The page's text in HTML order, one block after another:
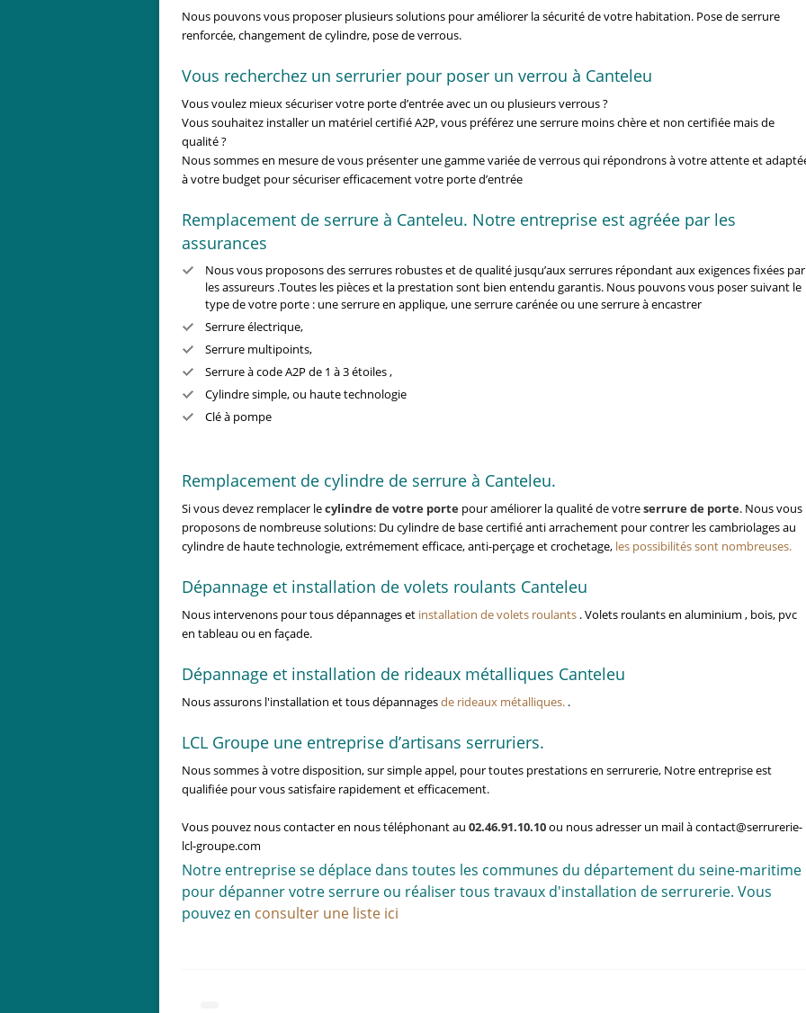
Nous pouvons vous proposer plusieurs solutions pour améliorer la sécurité de votre habitation. Pose de serrure
renforcée, changement de cylindre, pose de verrous.
Vous recherchez un serrurier pour poser un verrou à Canteleu
Vous voulez mieux sécuriser votre porte d’entrée avec un ou plusieurs verrous ?
Vous souhaitez installer un matériel certifié A2P, vous préférez une serrure moins chère et non certifiée mais de
qualité ?
Nous sommes en mesure de vous présenter une gamme variée de verrous qui répondrons à votre attente et
à votre budget pour sécuriser efficacement votre porte d’entrée
Remplacement de serrure à Canteleu. Notre entreprise est agréée par les
assurances
Nous vous proposons des serrures robustes et de qualité jusqu’aux serrures répondant aux exigences fixées par
les assureurs .Toutes les pièces et la prestation sont bien entendu garantis. Nous pouvons vous poser suivant le
type de votre porte : une serrure en applique, une serrure carénée ou une serrure à encastrer
Serrure électrique,
Serrure multipoints,
Serrure à code A2P de 1 à 3 étoiles ,
Cylindre simple, ou haute technologie
Clé à pompe
Remplacement de cylindre de serrure à Canteleu.
Si vous devez remplacer lecylindre de votre porte pour améliorer la qualité de votreserrure de porte. Nous vous
proposons de nombreuse solutions: Du cylindre de base certifié anti arrachement pour contrer les cambriolages au
cylindre de haute technologie, extrémement efficace, anti-perçage et crochetage, les possibilités sont nombreuses.
Dépannage et installation de volets roulants Canteleu
Nous intervenons pour tous dépannages et installation de volets roulants . Volets roulants en aluminium , bois, pvc
en tableau ou en façade.
Dépannage et installation de rideaux métalliques Canteleu
Nous assurons l'installation et tous dépannagesde rideaux métalliques. .
LCL Groupe une entreprise d’artisans serruriers.
Nous sommes à votre disposition, sur simple appel, pour toutes prestations en serrurerie, Notre entreprise est
qualifiée pour vous satisfaire rapidement et efficacement.
Vous pouvez nous contacter en nous téléphonant au 02.46.91.10.10ou nous adresser un mail à contact@serrurerie-
lcl-groupe.com
Notre entreprise se déplace dans toutes les communes du département du seine-maritime
pour dépanner votre serrure ou réaliser tous travaux d'installation de serrurerie. Vous
pouvez en consulter une liste ici